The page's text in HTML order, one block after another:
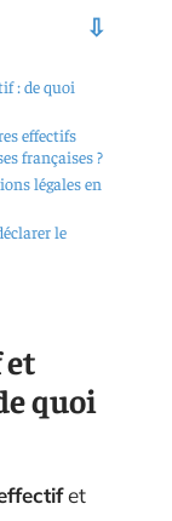
: de quoi
effectifs
françaises ?
légales en
le
quoi
et